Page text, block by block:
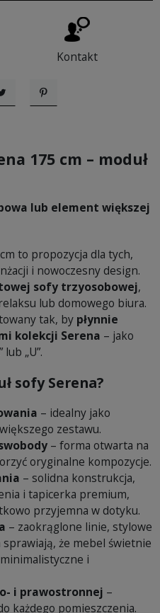
Kontakt
Pinterest
175 cm – moduł
lub element większej
to propozycja dla tych,
i nowoczesny design.
sofy trzyosobowej,
lub domowego biura.
tak, by płynnie
kolekcji Serena – jako
„U”.
sofy Serena?
– idealny jako
zestawu.
– forma otwarta na
oryginalne kompozycje.
– solidna konstrukcja,
i tapicerka premium,
przyjemna w dotyku.
– zaokrąglone linie, stylowe
że mebel świetnie
i
i prawostronnej –
każdego pomieszczenia.